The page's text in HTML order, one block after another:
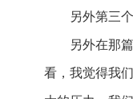
另外第三
另外在那
看，我觉得我